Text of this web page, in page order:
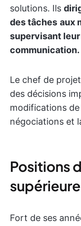
solutions. Ils
des tâches aux
supervisant
communication.
Le chef de
des décisions
modifications
négociations et
Positions
Fort de ses